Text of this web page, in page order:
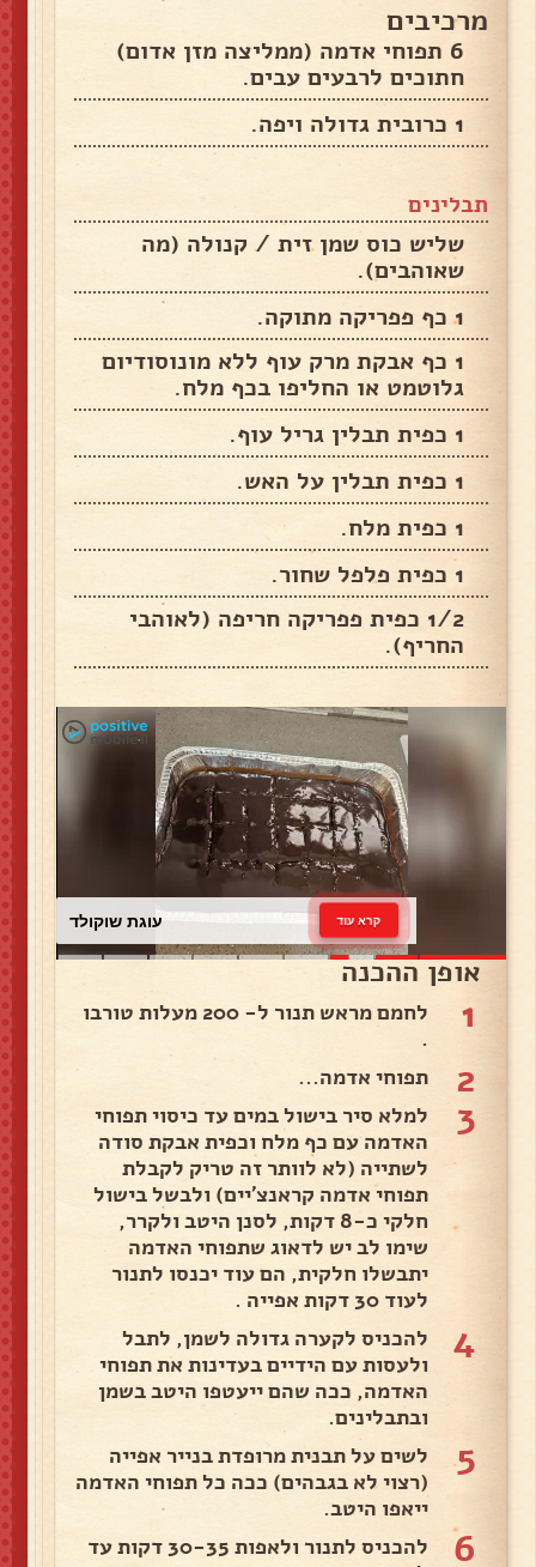
מרכיבים
6 תפוחי אדמה (ממליצה מזן אדום)
חתוכים לרבעים עבים.
1 כרובית גדולה ויפה.
תבלינים
שליש כוס שמן זית / קנולה (מה
שאוהבים).
1 כף פפריקה מתוקה.
1 כף אבקת מרק עוף ללא מונוסודיום
גלוטמט או החליפו בכף מלח.
1 כפית תבלין גריל עוף.
1 כפית תבלין על האש.
1 כפית מלח.
1 כפית פלפל שחור.
1/2 כפית פפריקה חריפה (לאוהבי
החריף).
עוגת שוקולד קרא עוד
אופן ההכנה
1
לחמם מראש תנור ל- 200 מעלות טורבו
.
2 תפוחי אדמה...
3
למלא סיר בישול במים עד כיסוי תפוחי
האדמה עם כף מלח וכפית אבקת סודה
לשתייה (לא לוותר זה טריק לקבלת
תפוחי אדמה קראנצ'יים) ולבשל בישול
חלקי כ-8 דקות, לסנן היטב ולקרר,
שימו לב יש לדאוג שתפוחי האדמה
יתבשלו חלקית, הם עוד יכנסו לתנור
לעוד 30 דקות אפייה .
4
להכניס לקערה גדולה לשמן, לתבל
ולעסות עם הידיים בעדינות את תפוחי
האדמה, ככה שהם ייעטפו היטב בשמן
ובתבלינים.
5
לשים על תבנית מרופדת בנייר אפייה
(רצוי לא בגבהים) ככה כל תפוחי האדמה
ייאפו היטב.
6
להכניס לתנור ולאפות 30-35 דקות עד